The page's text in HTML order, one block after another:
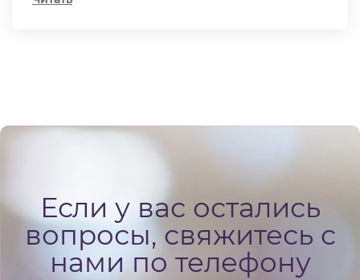
Если у вас остались
вопросы, свяжитесь с
нами по телефону